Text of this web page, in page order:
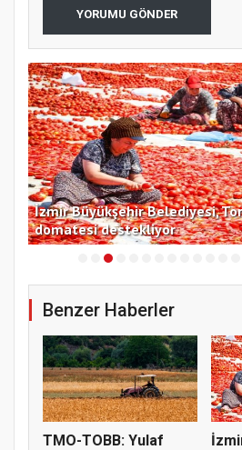
YORUMU GÖNDER
İzmir Büyükşehir Belediyesi,
domatesi destekliyor
Benzer Haberler
TMO-TOBB: Yulaf